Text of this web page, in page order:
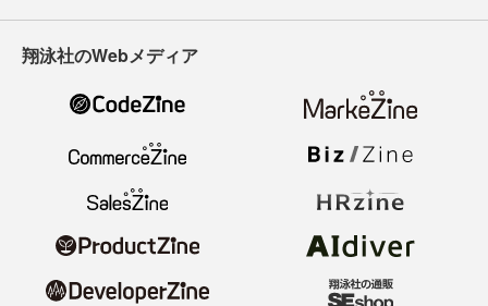
翔泳社のWebメディア